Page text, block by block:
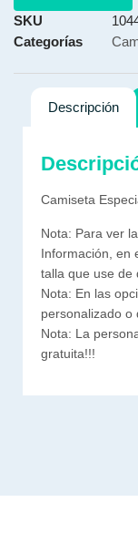
SKU
Categorías
Descripción
Camiseta
Nota: Para ver
Información, en
talla que use de
Nota: En las
personalizado o
Nota: La
gratuita!!!